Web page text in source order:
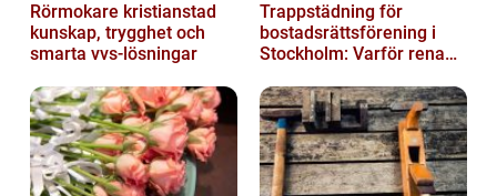
Rörmokare kristianstad
kunskap, trygghet och
smarta vvs-lösningar
Trappstädning för
bostadsrättsförening i
Stockholm: Varför rena
skillnad än du t...